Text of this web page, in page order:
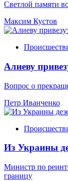
Светлой памяти
Максим Кустов
Алиеву
Вопрос о
Петр Иванченко
Из Украины
Министр по
границу